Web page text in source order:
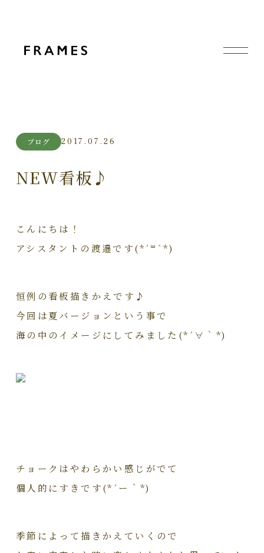
ブログ 2017.07.26
NEW看板♪
こんにちは！
アシスタントの渡邉です(*´꒳`*)
恒例の看板描きかえです♪
今回は夏バージョンという事で
海の中のイメージにしてみました(*´∀｀*)
チョークはやわらかい感じがでて
個人的にすきです(*´ー｀*)
季節によって描きかえていくので